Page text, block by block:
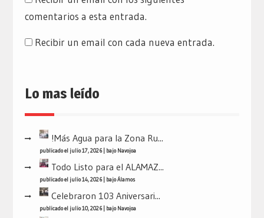
comentarios a esta entrada.
Recibir un email con cada nueva entrada.
Lo mas leído
!Más Agua para la Zona Ru...
publicado el julio 17, 2026| bajo Navojoa
Todo Listo para el ALAMAZ...
publicado el julio 14, 2026| bajoÁlamos
Celebraron 103 Aniversari...
publicado el julio 10, 2026| bajo Navojoa